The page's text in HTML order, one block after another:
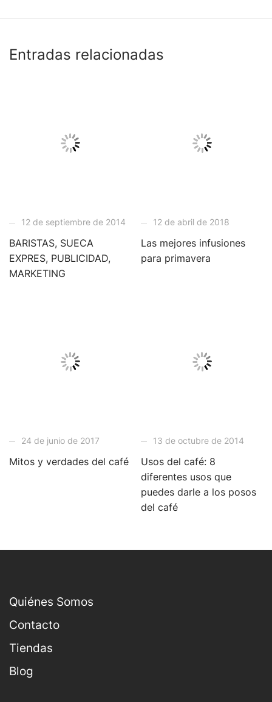
Entradas relacionadas
12 de septiembre de 2014
BARISTAS, SUECA
EXPRES, PUBLICIDAD,
MARKETING
12 de abril de 2018
Las mejores infusiones
para primavera
24 de junio de 2017
Mitos y verdades del café
13 de octubre de 2014
Usos del café: 8
diferentes usos que
puedes darle a los posos
del café
Quiénes Somos
Contacto
Tiendas
Blog